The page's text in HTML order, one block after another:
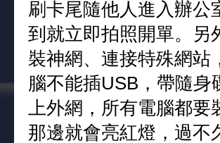
刷卡尾隨他人進入辦公
到就立即拍照開單。另
裝神網、連接特殊網站
腦不能插USB，帶隨
上外網，所有電腦都
那邊就會亮紅燈，過不